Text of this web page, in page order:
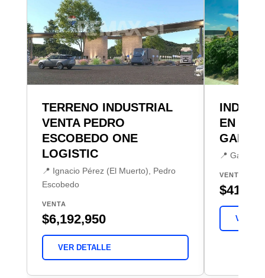
TERRENO INDUSTRIAL
VENTA PEDRO
ESCOBEDO ONE
LOGISTIC
📍 Ignacio Pérez (El Muerto), Pedro
Escobedo
VENTA
$6,192,950
VER DETALLE
EN
📍 Galeras,
VENTA
VER